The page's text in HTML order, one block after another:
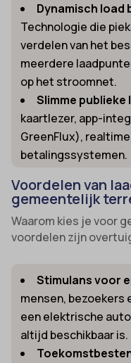
Dynamisch load
Technologie die
verdelen van het
meerdere
op het stroomnet.
Slimme
kaartlezer, app-
GreenFlux),
betalingssystemen.
Voordelen van
gemeentelijk
Waarom kies je voor
voordelen zijn
Stimulans voor
mensen, bezoekers
een elektrische
altijd beschikbaar is.